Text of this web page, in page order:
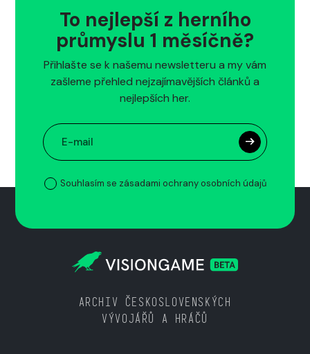
To nejlepší z herního
průmyslu 1 měsíčně?
Přihlašte se k našemu newsletteru a my vám
zašleme přehled nejzajímavějších článků a
nejlepších her.
Souhlasím se zásadami ochrany osobních údajů
ARCHIV ČESKOSLOVENSKÝCH
VÝVOJÁŘŮ A HRÁČŮ